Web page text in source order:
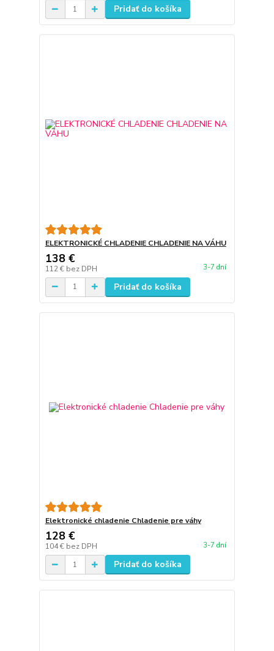
Pridať do košíka
ELEKTRONICKÉ CHLADENIE CHLADENIE NA VÁHU
138 €
112 € bez DPH 3-7 dní
Pridať do košíka
Elektronické chladenie Chladenie pre váhy
128 €
104 € bez DPH 3-7 dní
Pridať do košíka